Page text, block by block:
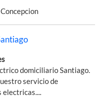
domiciliario Santiago.
servicio de
electricas....